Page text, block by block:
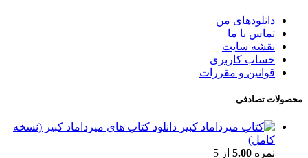
دانلودهای من
تماس با ما
نقشه سایت
حساب کاربری
قوانین و مقررات
محصولات تصادفی
دانلود کتاب های میرداماد کبیر (نسخه
کامل)
نمره 5.00 از 5